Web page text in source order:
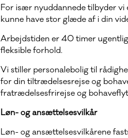
For især nyuddannede tilbyder vi
kunne have stor glæde af i din
Arbejdstiden er 40 timer
fleksible forhold.
Vi stiller personalebolig til
for din tiltrædelsesrejse og
fratrædelsesfrirejse og
Løn- og ansættelsesvilkår
Løn- og ansættelsesvilkårene